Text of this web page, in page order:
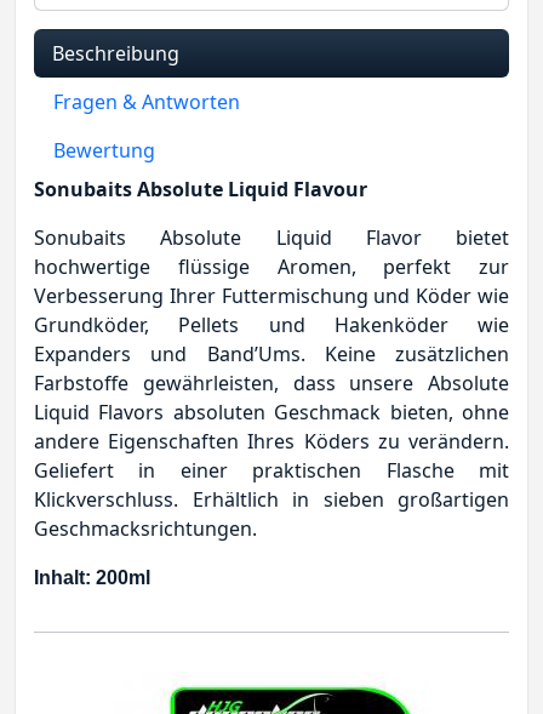
Beschreibung
Fragen & Antworten
Bewertung
Sonubaits Absolute Liquid Flavour
Sonubaits Absolute Liquid Flavor bietet
hochwertige flüssige Aromen, perfekt zur
Verbesserung Ihrer Futtermischung und Köder wie
Grundköder, Pellets und Hakenköder wie
Expanders und Band’Ums. Keine zusätzlichen
Farbstoffe gewährleisten, dass unsere Absolute
Liquid Flavors absoluten Geschmack bieten, ohne
andere Eigenschaften Ihres Köders zu verändern.
Geliefert in einer praktischen Flasche mit
Klickverschluss. Erhältlich in sieben großartigen
Geschmacksrichtungen.
Inhalt: 200ml